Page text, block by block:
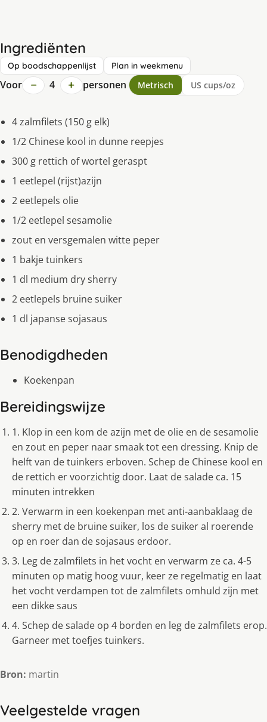
Ingrediënten
Op boodschappenlijst Plan in weekmenu
Voor − 4 + personen Metrisch US cups/oz
4 zalmfilets (150 g elk)
1/2 Chinese kool in dunne reepjes
300 g rettich of wortel geraspt
1 eetlepel (rijst)azijn
2 eetlepels olie
1/2 eetlepel sesamolie
zout en versgemalen witte peper
1 bakje tuinkers
1 dl medium dry sherry
2 eetlepels bruine suiker
1 dl japanse sojasaus
Benodigdheden
Koekenpan
Bereidingswijze
1. Klop in een kom de azijn met de olie en de sesamolie
en zout en peper naar smaak tot een dressing. Knip de
helft van de tuinkers erboven. Schep de Chinese kool en
de rettich er voorzichtig door. Laat de salade ca. 15
minuten intrekken
2. Verwarm in een koekenpan met anti-aanbaklaag de
sherry met de bruine suiker, los de suiker al roerende
op en roer dan de sojasaus erdoor.
3. Leg de zalmfilets in het vocht en verwarm ze ca. 4-5
minuten op matig hoog vuur, keer ze regelmatig en laat
het vocht verdampen tot de zalmfilets omhuld zijn met
een dikke saus
4. Schep de salade op 4 borden en leg de zalmfilets erop.
Garneer met toefjes tuinkers.
Bron: martin
Veelgestelde vragen